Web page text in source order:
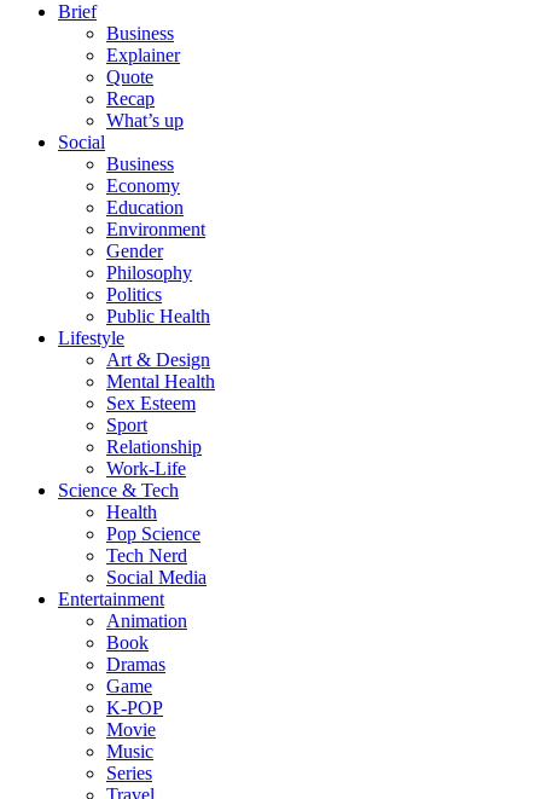
Brief
Business
Explainer
Quote
Recap
What’s up
Social
Business
Economy
Education
Environment
Gender
Philosophy
Politics
Public Health
Lifestyle
Art & Design
Mental Health
Sex Esteem
Sport
Relationship
Work-Life
Science & Tech
Health
Pop Science
Tech Nerd
Social Media
Entertainment
Animation
Book
Dramas
Game
K-POP
Movie
Music
Series
Travel